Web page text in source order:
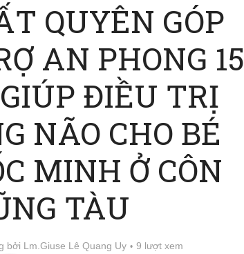
QUYÊN GÓP
AN PHONG 15
ĐIỀU TRỊ
NÃO CHO BÉ
MINH Ở CÔN
TÀU
bởi Lm.Giuse Lê Quang Uy 9 lượt xem